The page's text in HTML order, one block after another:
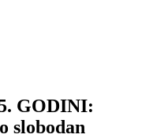
GODINI:
slobodan